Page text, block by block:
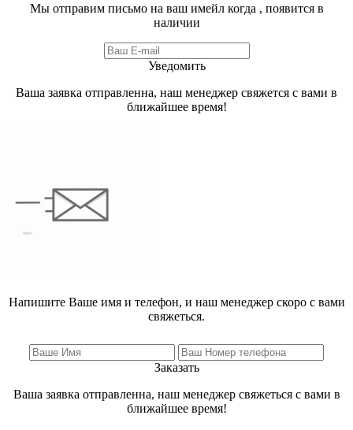
Мы отправим письмо на ваш имейл когда , появится в
наличии
Уведомить
Ваша заявка отправленна, наш менеджер свяжется с вами в
ближайшее время!
Напишите Ваше имя и телефон, и наш менеджер скоро с вами
свяжеться.
Заказать
Ваша заявка отправленна, наш менеджер свяжеться с вами в
ближайшее время!